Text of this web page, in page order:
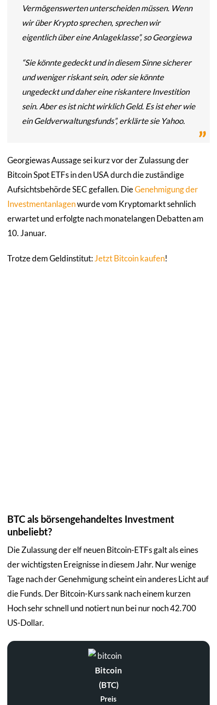
Vermögenswerten unterscheiden müssen. Wenn
wir über Krypto sprechen, sprechen wir
eigentlich über eine Anlageklasse”, so Georgiewa
“Sie könnte gedeckt und in diesem Sinne sicherer
und weniger riskant sein, oder sie könnte
ungedeckt und daher eine riskantere Investition
sein. Aber es ist nicht wirklich Geld. Es ist eher wie
ein Geldverwaltungsfunds”, erklärte sie Yahoo.
Georgiewas Aussage sei kurz vor der Zulassung der
Bitcoin Spot ETFs in den USA durch die zuständige
Aufsichtsbehörde SEC gefallen. DieGenehmigung der
Investmentanlagenwurde vom Kryptomarkt sehnlich
erwartet und erfolgte nach monatelangen Debatten am
10. Januar.
Trotze dem Geldinstitut:Jetzt Bitcoin kaufen!
BTC als börsengehandeltes Investment
unbeliebt?
Die Zulassung der elf neuen Bitcoin-ETFs galt als eines
der wichtigsten Ereignisse in diesem Jahr. Nur wenige
Tage nach der Genehmigung scheint ein anderes Licht auf
die Funds. Der Bitcoin-Kurs sank nach einem kurzen
Hoch sehr schnell und notiert nun bei nur noch 42.700
US-Dollar.
Bitcoin
(BTC)
Preis